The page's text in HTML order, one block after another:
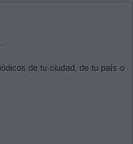
de tu ciudad, de tu país o